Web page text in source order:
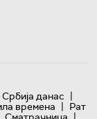
Србија данас |
времена | Рат